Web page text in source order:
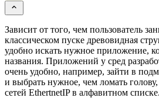
Зависит от того, чем пользователь
классическом пуске древовидная
удобно искать нужное приложение,
названия. Приложений у сред
очень удобно, например, зайти в
и выбрать нужное, чем ломать
сетей EthertnetIP в алфавитном списке.